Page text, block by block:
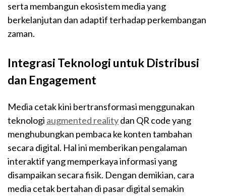
serta membangun ekosistem media yang
berkelanjutan dan adaptif terhadap perkembangan
zaman.
Integrasi Teknologi untuk Distribusi
dan Engagement
Media cetak kini bertransformasi menggunakan
teknologi augmented realitydan QR code yang
menghubungkan pembaca ke konten tambahan
secara digital. Hal ini memberikan pengalaman
interaktif yang memperkaya informasi yang
disampaikan secara fisik. Dengan demikian, cara
media cetak bertahan di pasar digital semakin